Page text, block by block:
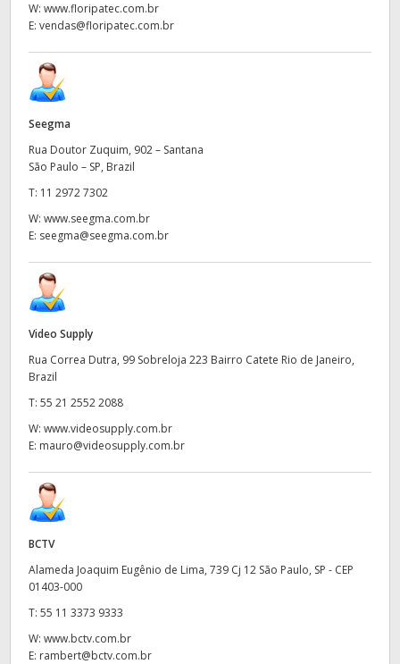
Poland
Portugal
South Africa
Spain
Chinese Taipei
Ukraine
United Kingdom
United States
W: www.floripatec.com.br
E: vendas@floripatec.com.br
Seegma
Rua Doutor Zuquim, 902 – Santana
São Paulo – SP, Brazil
T: 11 2972 7302
W: www.seegma.com.br
E: seegma@seegma.com.br
Video Supply
Rua Correa Dutra, 99 Sobreloja 223 Bairro Catete Rio de Janeiro,
Brazil
T: 55 21 2552 2088
W: www.videosupply.com.br
E: mauro@videosupply.com.br
BCTV
Alameda Joaquim Eugênio de Lima, 739 Cj 12 São Paulo, SP - CEP
01403-000
T: 55 11 3373 9333
W: www.bctv.com.br
E: rambert@bctv.com.br